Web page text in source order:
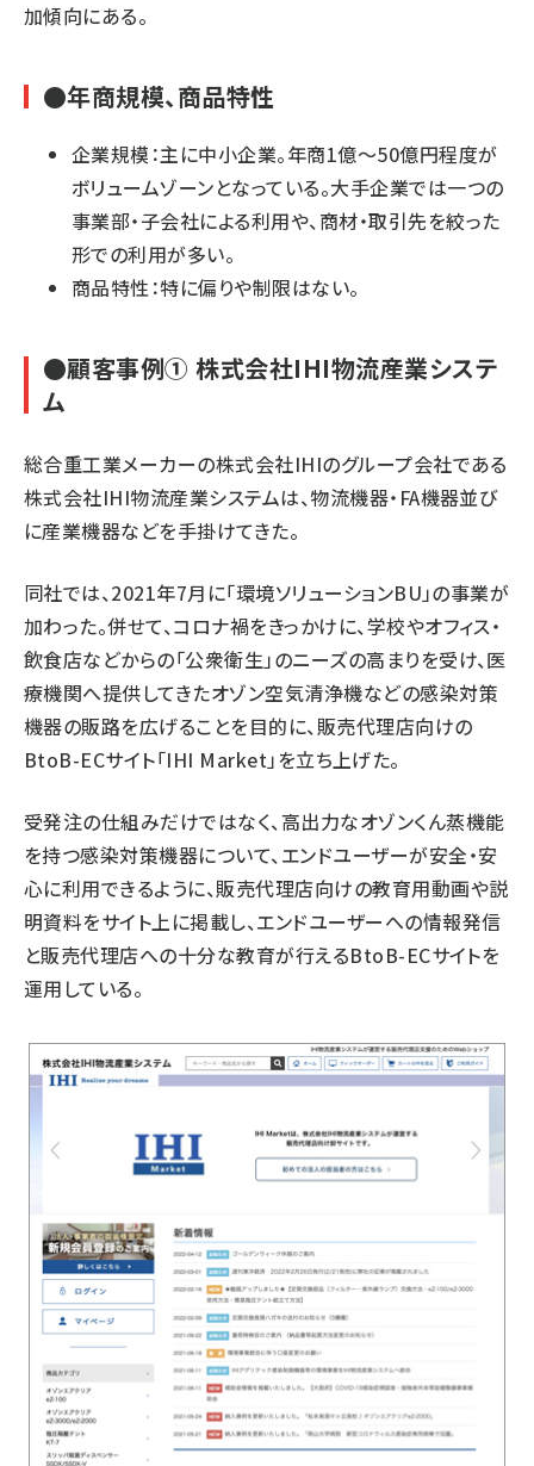
加傾向にある。
●年商規模、商品特性
企業規模：主に中小企業。年商1億～50億円程度が
ボリュームゾーンとなっている。大手企業では一つの
事業部・子会社による利用や、商材・取引先を絞った
形での利用が多い。
商品特性：特に偏りや制限はない。
●顧客事例① 株式会社IHI物流産業システ
ム
総合重工業メーカーの株式会社IHIのグループ会社である
株式会社IHI物流産業システムは、物流機器・FA機器並び
に産業機器などを手掛けてきた。
同社では、2021年7月に「環境ソリューションBU」の事業が
加わった。併せて、コロナ禍をきっかけに、学校やオフィス・
飲食店などからの「公衆衛生」のニーズの高まりを受け、医
療機関へ提供してきたオゾン空気清浄機などの感染対策
機器の販路を広げることを目的に、販売代理店向けの
BtoB-ECサイト「IHI Market」を立ち上げた。
受発注の仕組みだけではなく、高出力なオゾンくん蒸機能
を持つ感染対策機器について、エンドユーザーが安全・安
心に利用できるように、販売代理店向けの教育用動画や説
明資料をサイト上に掲載し、エンドユーザーへの情報発信
と販売代理店への十分な教育が行えるBtoB-ECサイトを
運用している。